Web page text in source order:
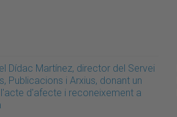
Dídac Martínez, director del Servei
Publicacions i Arxius, donant un
d'afecte i reconeixement a